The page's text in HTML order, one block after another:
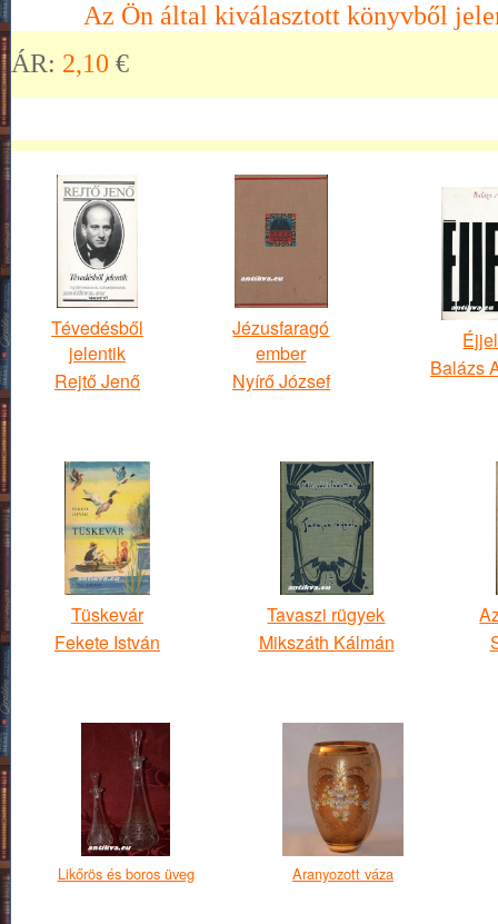
Az Ön által kiválasztott könyvből
ÁR: 2,10 €
Tévedésből
jelentik
Rejtő Jenő
Jézusfaragó
ember
Nyírő József
Éjjel
Balázs
Tüskevár
Fekete István
Tavaszi rügyek
Mikszáth Kálmán
Likőrös és boros üveg Aranyozott váza